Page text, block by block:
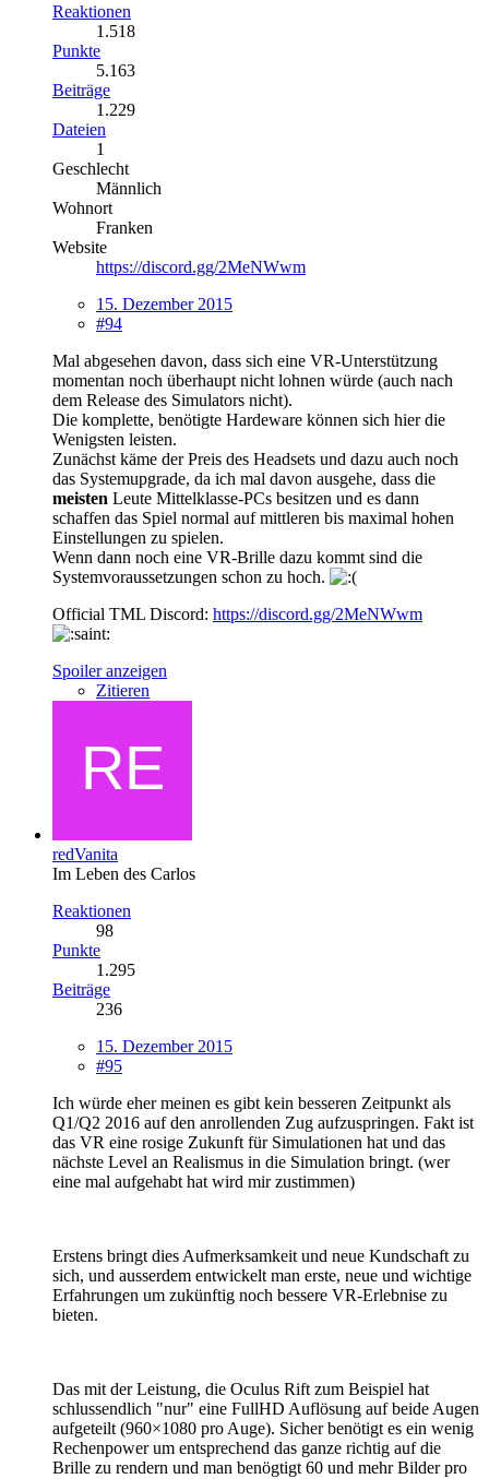
Reaktionen
1.518
Punkte
5.163
Beiträge
1.229
Dateien
1
Geschlecht
Männlich
Wohnort
Franken
Website
https://discord.gg/2MeNWwm
15. Dezember 2015
#94
Mal abgesehen davon, dass sich eine VR-Unterstützung
momentan noch überhaupt nicht lohnen würde (auch nach
dem Release des Simulators nicht).
Die komplette, benötigte Hardeware können sich hier die
Wenigsten leisten.
Zunächst käme der Preis des Headsets und dazu auch noch
das Systemupgrade, da ich mal davon ausgehe, dass die
meisten Leute Mittelklasse-PCs besitzen und es dann
schaffen das Spiel normal auf mittleren bis maximal hohen
Einstellungen zu spielen.
Wenn dann noch eine VR-Brille dazu kommt sind die
Systemvoraussetzungen schon zu hoch.
Official TML Discord: https://discord.gg/2MeNWwm
Spoiler anzeigen
Zitieren
redVanita
Im Leben des Carlos
Reaktionen
98
Punkte
1.295
Beiträge
236
15. Dezember 2015
#95
Ich würde eher meinen es gibt kein besseren Zeitpunkt als
Q1/Q2 2016 auf den anrollenden Zug aufzuspringen. Fakt ist
das VR eine rosige Zukunft für Simulationen hat und das
nächste Level an Realismus in die Simulation bringt. (wer
eine mal aufgehabt hat wird mir zustimmen)
Erstens bringt dies Aufmerksamkeit und neue Kundschaft zu
sich, und ausserdem entwickelt man erste, neue und wichtige
Erfahrungen um zukünftig noch bessere VR-Erlebnise zu
bieten.
Das mit der Leistung, die Oculus Rift zum Beispiel hat
schlussendlich "nur" eine FullHD Auflösung auf beide Augen
aufgeteilt (960×1080 pro Auge). Sicher benötigt es ein wenig
Rechenpower um entsprechend das ganze richtig auf die
Brille zu rendern und man benögtigt 60 und mehr Bilder pro